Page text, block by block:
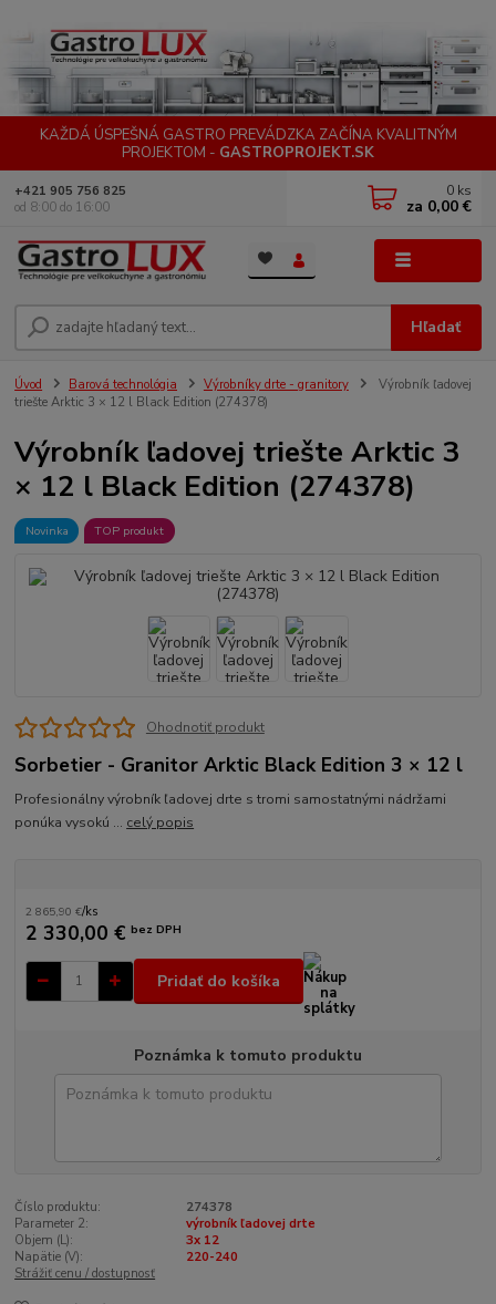
KAŽDÁ ÚSPEŠNÁ GASTRO PREVÁDZKA ZAČÍNA KVALITNÝM
PROJEKTOM - GASTROPROJEKT.SK
Hľadať
+421 905 756 825
od 8:00 do 16:00
0 ks
za 0,00 €
Úvod Barová technológia Výrobníky drte - granitory
Výrobník ľadovej
triešte Arktic 3 × 12 l Black Edition (274378)
Výrobník ľadovej triešte Arktic 3
× 12 l Black Edition (274378)
Novinka TOP produkt
Ohodnotiť produkt
Sorbetier - Granitor Arktic Black Edition 3 × 12 l
Profesionálny výrobník ľadovej drte s tromi samostatnými nádržami
ponúka vysokú ... celý popis
2 865,90 €/ks
2 330,00 € bez DPH
Pridať do košíka
Poznámka k tomuto produktu
Číslo produktu:
274378
Parameter 2:
výrobník ľadovej drte
Objem (L):
3x 12
Napätie (V):
220-240
Strážiť cenu / dostupnosť